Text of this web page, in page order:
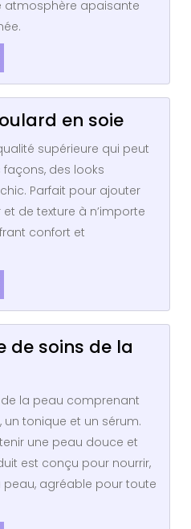
atmosphère apaisante
en soie
supérieure qui peut
des looks
Parfait pour ajouter
de texture à n’importe
confort et
de soins de la
la peau comprenant
tonique et un sérum.
une peau douce et
est conçu pour nourrir,
agréable pour toute